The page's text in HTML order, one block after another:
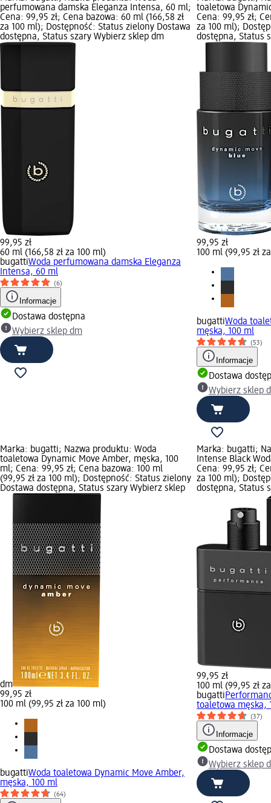
perfumowana damska Eleganza Intensa, 60 ml;
Cena: 99,95 zł; Cena bazowa: 60 ml (166,58 zł
za 100 ml); Dostępność: Status zielony Dostawa
dostępna, Status szary Wybierz sklep dm
99,95 zł
60 ml (166,58 zł za 100 ml)
bugattiWoda perfumowana damska Eleganza
Intensa, 60 ml
(6)
Informacje
Dostawa dostępna
Wybierz sklep dm
toaletowa
Cena: 99,95 zł;
za 100 ml);
dostępna, Status
99,95 zł
100 ml (99,95 zł
bugattiWoda
męska, 100 ml
(53)
Informacje
Dostawa
Wybierz sklep
Marka: bugatti; Nazwa produktu: Woda
toaletowa Dynamic Move Amber, męska, 100
ml; Cena: 99,95 zł; Cena bazowa: 100 ml
(99,95 zł za 100 ml); Dostępność: Status zielony
Dostawa dostępna, Status szary Wybierz sklep
dm
99,95 zł
100 ml (99,95 zł za 100 ml)
bugattiWoda toaletowa Dynamic Move Amber,
męska, 100 ml
(64)
Marka: bugatti;
Intense Black
Cena: 99,95 zł;
za 100 ml);
dostępna, Status
99,95 zł
100 ml (99,95 zł
bugatti
toaletowa męska,
(37)
Informacje
Dostawa
Wybierz sklep